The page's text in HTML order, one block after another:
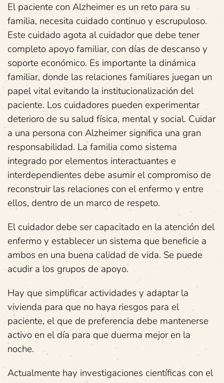
El paciente con Alzheimer es un reto para su
familia, necesita cuidado continuo y escrupuloso.
Este cuidado agota al cuidador que debe tener
completo apoyo familiar, con días de descanso y
soporte económico. Es importante la dinámica
familiar, donde las relaciones familiares juegan un
papel vital evitando la institucionalización del
paciente. Los cuidadores pueden experimentar
deterioro de su salud física, mental y social. Cuidar
a una persona con Alzheimer significa una gran
responsabilidad. La familia como sistema
integrado por elementos interactuantes e
interdependientes debe asumir el compromiso de
reconstruir las relaciones con el enfermo y entre
ellos, dentro de un marco de respeto.
El cuidador debe ser capacitado en la atención del
enfermo y establecer un sistema que beneficie a
ambos en una buena calidad de vida. Se puede
acudir a los grupos de apoyo.
Hay que simplificar actividades y adaptar la
vivienda para que no haya riesgos para el
paciente, el que de preferencia debe mantenerse
activo en el día para que duerma mejor en la
noche.
Actualmente hay investigaciones científicas con el